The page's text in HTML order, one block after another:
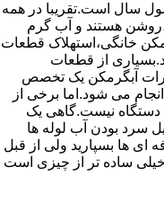
سال است.تقریبا در همه
هستند و آب گرم
خانگی،استهلاک قطعات
از قطعات
آبگرمکن یک تخصص
می شود.اما برخی از
نیست.گاهی یک
سرد بودن آب لوله ها
ای ها بسپارید ولی از قبل
ساده تر از چیزی است